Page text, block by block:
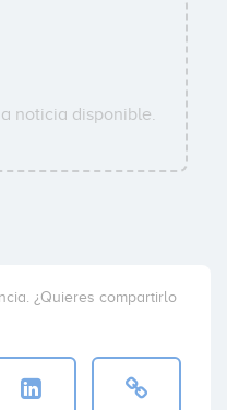
noticia disponible.
¿Quieres compartirlo